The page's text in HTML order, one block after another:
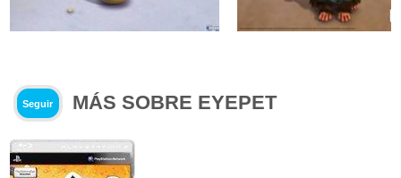
Seguir MÁS SOBRE EYEPET